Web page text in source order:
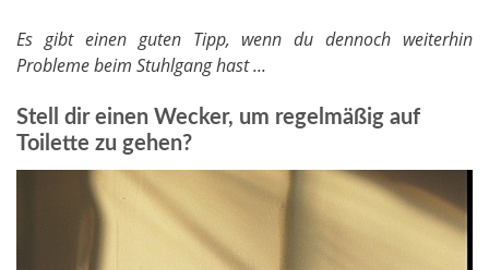
Es gibt einen guten Tipp, wenn du dennoch weiterhin
Probleme beim Stuhlgang hast ...
Stell dir einen Wecker, um regelmäßig auf
Toilette zu gehen?